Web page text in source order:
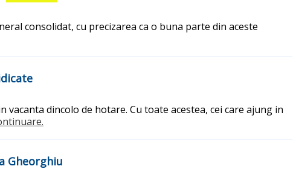
consolidat, cu precizarea ca o buna parte din aceste
dincolo de hotare. Cu toate acestea, cei care ajung in
Gheorghiu